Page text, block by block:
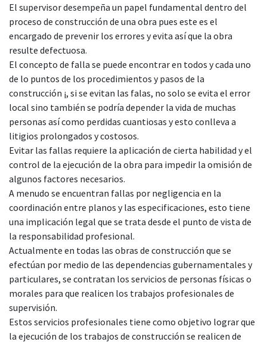
El supervisor desempeña un papel fundamental dentro del
proceso de construcción de una obra pues este es el
encargado de prevenir los errores y evita así que la obra
resulte defectuosa.
El concepto de falla se puede encontrar en todos y cada uno
de lo puntos de los procedimientos y pasos de la
construcción ¡, si se evitan las falas, no solo se evita el error
local sino también se podría depender la vida de muchas
personas así como perdidas cuantiosas y esto conlleva a
litigios prolongados y costosos.
Evitar las fallas requiere la aplicación de cierta habilidad y el
control de la ejecución de la obra para impedir la omisión de
algunos factores necesarios.
A menudo se encuentran fallas por negligencia en la
coordinación entre planos y las especificaciones, esto tiene
una implicación legal que se trata desde el punto de vista de
la responsabilidad profesional.
Actualmente en todas las obras de construcción que se
efectúan por medio de las dependencias gubernamentales y
particulares, se contratan los servicios de personas físicas o
morales para que realicen los trabajos profesionales de
supervisión.
Estos servicios profesionales tiene como objetivo lograr que
la ejecución de los trabajos de construcción se realicen de